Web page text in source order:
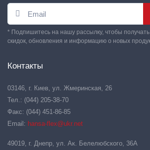
* Подпишитесь на нашу рассылку, чтобы
скидок, обновления и информацию о новых
Контакты
03146, г. Киев, ул. Жмеринская, 26
Тел.: (044) 205-38-70
Факс: (044) 451-86-85
Email: hansa-flex@ukr.net
49019, г. Днепр, ул. Ак. Белелюбского, 36А